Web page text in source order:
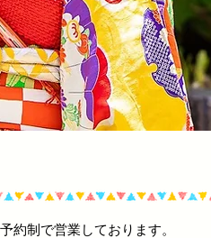
約制で営業しております。